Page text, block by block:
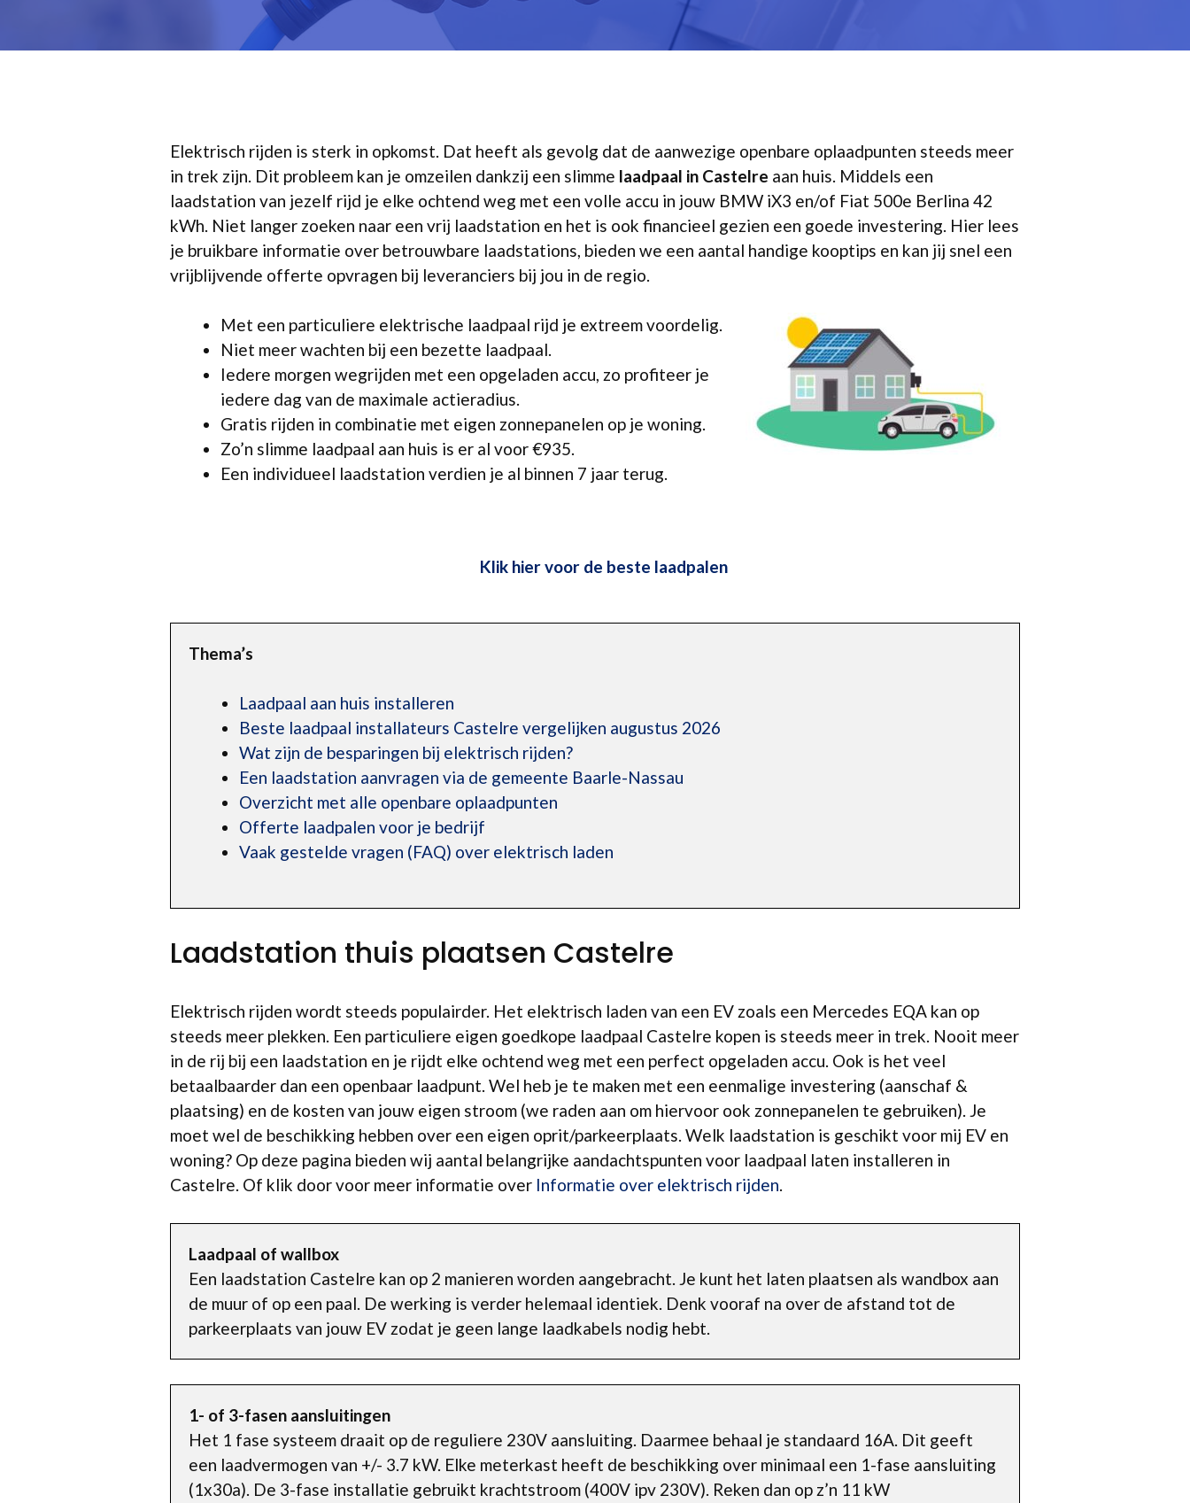
Elektrisch rijden is sterk in opkomst. Dat heeft als gevolg dat de aanwezige openbare oplaadpunten steeds meer
in trek zijn. Dit probleem kan je omzeilen dankzij een slimme laadpaal in Castelre aan huis. Middels een
laadstation van jezelf rijd je elke ochtend weg met een volle accu in jouw BMW iX3 en/of Fiat 500e Berlina 42
kWh. Niet langer zoeken naar een vrij laadstation en het is ook financieel gezien een goede investering. Hier lees
je bruikbare informatie over betrouwbare laadstations, bieden we een aantal handige kooptips en kan jij snel een
vrijblijvende offerte opvragen bij leveranciers bij jou in de regio.
Met een particuliere elektrische laadpaal rijd je extreem voordelig.
Niet meer wachten bij een bezette laadpaal.
Iedere morgen wegrijden met een opgeladen accu, zo profiteer je
iedere dag van de maximale actieradius.
Gratis rijden in combinatie met eigen zonnepanelen op je woning.
Zo’n slimme laadpaal aan huis is er al voor €935.
Een individueel laadstation verdien je al binnen 7 jaar terug.
Klik hier voor de beste laadpalen
Thema’s
Laadpaal aan huis installeren
Beste laadpaal installateurs Castelre vergelijken augustus 2026
Wat zijn de besparingen bij elektrisch rijden?
Een laadstation aanvragen via de gemeente Baarle-Nassau
Overzicht met alle openbare oplaadpunten
Offerte laadpalen voor je bedrijf
Vaak gestelde vragen (FAQ) over elektrisch laden
Laadstation thuis plaatsen Castelre
Elektrisch rijden wordt steeds populairder. Het elektrisch laden van een EV zoals een Mercedes EQA kan op
steeds meer plekken. Een particuliere eigen goedkope laadpaal Castelre kopen is steeds meer in trek. Nooit meer
in de rij bij een laadstation en je rijdt elke ochtend weg met een perfect opgeladen accu. Ook is het veel
betaalbaarder dan een openbaar laadpunt. Wel heb je te maken met een eenmalige investering (aanschaf &
plaatsing) en de kosten van jouw eigen stroom (we raden aan om hiervoor ook zonnepanelen te gebruiken). Je
moet wel de beschikking hebben over een eigen oprit/parkeerplaats. Welk laadstation is geschikt voor mij EV en
woning? Op deze pagina bieden wij aantal belangrijke aandachtspunten voor laadpaal laten installeren in
Castelre. Of klik door voor meer informatie over Informatie over elektrisch rijden.
Laadpaal of wallbox
Een laadstation Castelre kan op 2 manieren worden aangebracht. Je kunt het laten plaatsen als wandbox aan
de muur of op een paal. De werking is verder helemaal identiek. Denk vooraf na over de afstand tot de
parkeerplaats van jouw EV zodat je geen lange laadkabels nodig hebt.
1- of 3-fasen aansluitingen
Het 1 fase systeem draait op de reguliere 230V aansluiting. Daarmee behaal je standaard 16A. Dit geeft
een laadvermogen van +/- 3.7 kW. Elke meterkast heeft de beschikking over minimaal een 1-fase aansluiting
(1x30a). De 3-fase installatie gebruikt krachtstroom (400V ipv 230V). Reken dan op z’n 11 kW